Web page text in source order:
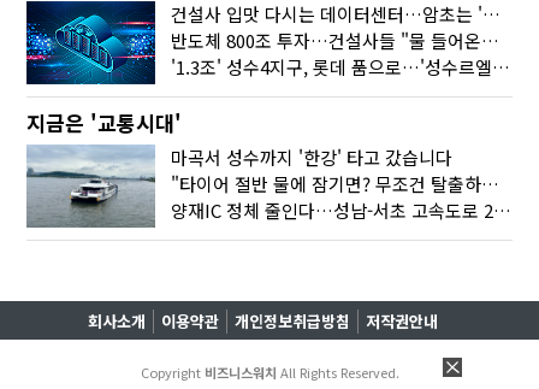
건설사 입맛 다시는 데이터센터…암초는 '주민 반대'
반도체 800조 투자…건설사들 "물 들어온다!"
'1.3조' 성수4지구, 롯데 품으로…'성수르엘 S70' 거듭
지금은 '교통시대'
마곡서 성수까지 '한강' 타고 갔습니다
"타이어 절반 물에 잠기면? 무조건 탈출하세요"
양재IC 정체 줄인다…성남-서초 고속도로 2029년 착공
회사소개 이용약관 개인정보취급방침 저작권안내
Copyright 비즈니스워치 All Rights Reserved.